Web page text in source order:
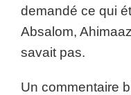
demandé ce qui
Absalom,
savait pas.
Un commentaire